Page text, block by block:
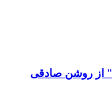
" از روشن صادقی